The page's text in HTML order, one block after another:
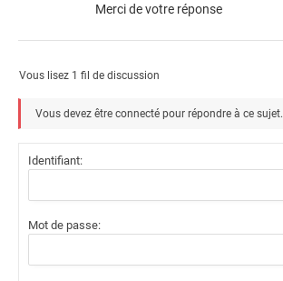
Merci de votre réponse
Vous lisez 1 fil de discussion
Vous devez être connecté pour répondre à ce sujet.
Identifiant:
Mot de passe: